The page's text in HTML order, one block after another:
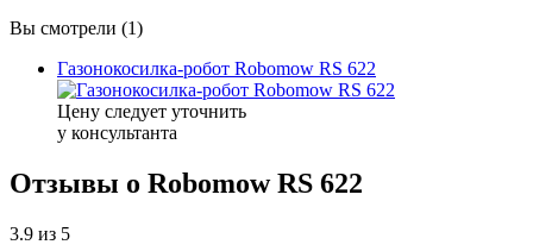
Вы смотрели (1)
Газонокосилка-робот Robomow RS 622
Цену следует уточнить
у консультанта
Отзывы о Robomow RS 622
3.9 из 5